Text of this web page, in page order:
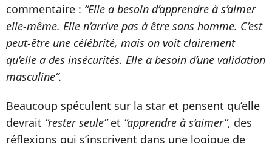
commentaire : “Elle a besoin d’apprendre à s’aimer
elle-même. Elle n’arrive pas à être sans homme. C’est
peut-être une célébrité, mais on voit clairement
qu’elle a des insécurités. Elle a besoin d’une validation
masculine”.
Beaucoup spéculent sur la star et pensent qu’elle
devrait “rester seule”et “apprendre à s’aimer”, des
réflexions qui s’inscrivent dans une logique de